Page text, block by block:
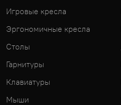
Игровые кресла
Эргономичные кресла
Столы
Гарнитуры
Клавиатуры
Мыши